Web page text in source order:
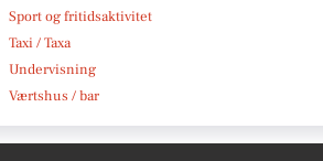
Sport og fritidsaktivitet
Taxi / Taxa
Undervisning
Værtshus / bar